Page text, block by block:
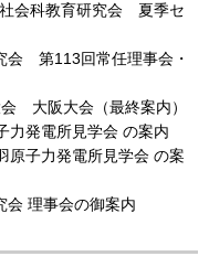
会科教育研究会 夏季セ
会 第113回常任理事会・
大阪大会（最終案内）
力発電所見学会 の案内
原子力発電所見学会 の案
会 理事会の御案内